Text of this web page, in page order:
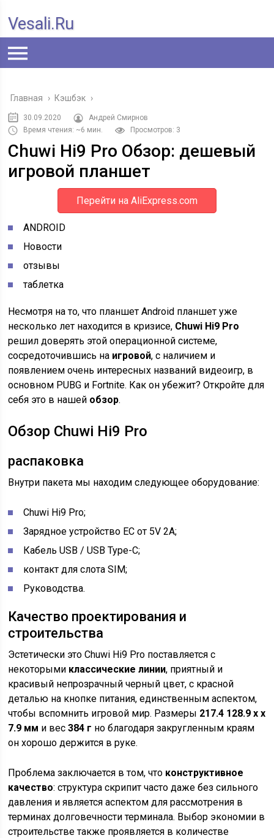
Vesali.ru
Главная › Кэшбэк ›
30.09.2020
Андрей Смирнов
Время чтения: ~6 мин.
Просмотров: 3
Chuwi Hi9 Pro Обзор: дешевый
игровой планшет
Перейти на AliExpress.com
ANDROID
Новости
отзывы
таблетка
Несмотря на то, что планшет Android планшет уже
несколько лет находится в кризисе, Chuwi Hi9 Pro
решил доверять этой операционной системе,
сосредоточившись на игровой, с наличием и
появлением очень интересных названий видеоигр, в
основном PUBG и Fortnite. Как он убежит? Откройте для
себя это в нашей обзор.
Обзор Chuwi Hi9 Pro
распаковка
Внутри пакета мы находим следующее оборудование:
Chuwi Hi9 Pro;
Зарядное устройство ЕС от 5V 2A;
Кабель USB / USB Type-C;
контакт для слота SIM;
Руководства.
Качество проектирования и
строительства
Эстетически это Chuwi Hi9 Pro поставляется с
некоторыми классические линии, приятный и
красивый непрозрачный черный цвет, с красной
деталью на кнопке питания, единственным аспектом,
чтобы вспомнить игровой мир. Размеры 217.4 128.9 х х
7.9 мм и вес384 г но благодаря закругленным краям
он хорошо держится в руке.
Проблема заключается в том, что конструктивное
качество: структура скрипит часто даже без сильного
давления и является аспектом для рассмотрения в
терминах долговечности терминала. Выбор экономии в
строительстве также проявляется в количестве